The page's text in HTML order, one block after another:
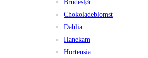
Brudeslør
Chokoladeblomst
Dahlia
Hanekam
Hortensia